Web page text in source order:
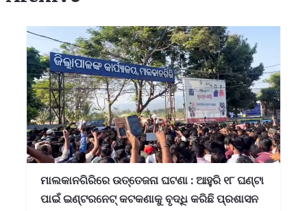
ମାଲକାନଗିରିରେ ଉତ୍ତେଜନା ଘଟଣା : ଆହୁରି ୧୮ ଘଣ୍ଟା
ପାଇଁ ଇଣ୍ଟରନେଟ୍ କଟକଣାକୁ ବୃଦ୍ଧି କରିଛି ପ୍ରଶାସନ